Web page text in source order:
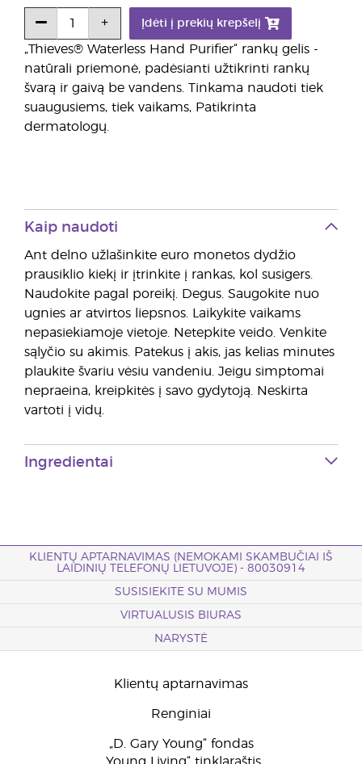
„Thieves® Waterless Hand Purifier“ rankų gelis -
natūrali priemonė, padėsianti užtikrinti rankų
švarą ir gaivą be vandens. Tinkama naudoti tiek
suaugusiems, tiek vaikams, Patikrinta
dermatologų.
Įdėti į prekių krepšelį
Kaip naudoti
Ant delno užlašinkite euro monetos dydžio
prausiklio kiekį ir įtrinkite į rankas, kol susigers.
Naudokite pagal poreikį. Degus. Saugokite nuo
ugnies ar atvirtos liepsnos. Laikykite vaikams
nepasiekiamoje vietoje. Netepkite veido. Venkite
sąlyčio su akimis. Patekus į akis, jas kelias minutes
plaukite švariu vėsiu vandeniu. Jeigu simptomai
nepraeina, kreipkitės į savo gydytoją. Neskirta
vartoti į vidų.
Ingredientai
KLIENTŲ APTARNAVIMAS (NEMOKAMI SKAMBUČIAI IŠ
LAIDINIŲ TELEFONŲ LIETUVOJE) - 80030914
SUSISIEKITE SU MUMIS
VIRTUALUSIS BIURAS
NARYSTĖ
Klientų aptarnavimas
Renginiai
„D. Gary Young“ fondas